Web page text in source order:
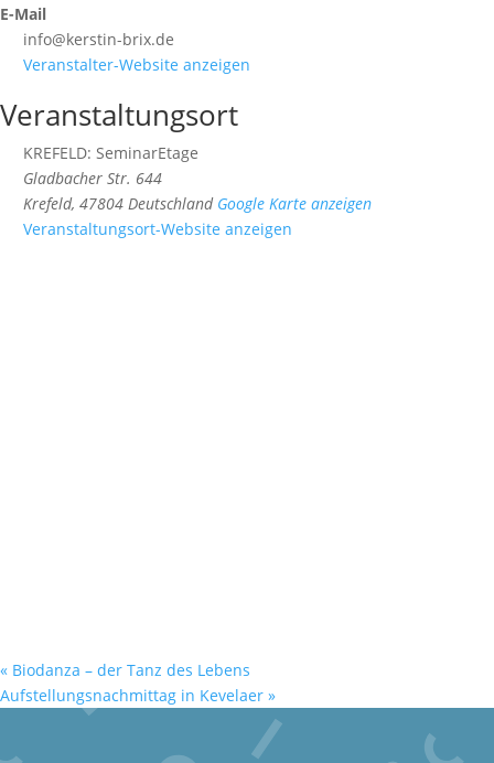
E-Mail
info@kerstin-brix.de
Veranstalter-Website anzeigen
Veranstaltungsort
KREFELD: SeminarEtage
Gladbacher Str. 644
Krefeld, 47804 Deutschland Google Karte anzeigen
Veranstaltungsort-Website anzeigen
« Biodanza – der Tanz des Lebens
Aufstellungsnachmittag in Kevelaer »